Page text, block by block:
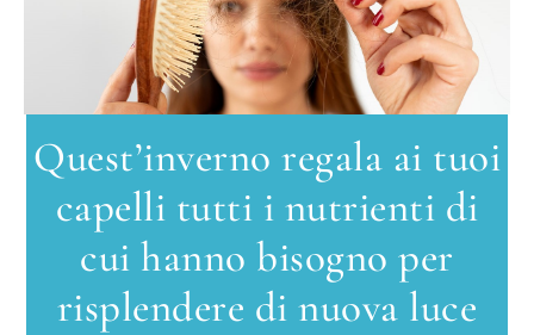
Quest’inverno regala ai tuoi
capelli tutti i nutrienti di
cui hanno bisogno per
risplendere di nuova luce